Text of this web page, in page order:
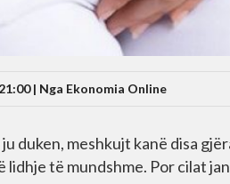
| Nga Ekonomia Online
duken, meshkujt kanë disa
lidhje të mundshme. Por cilat